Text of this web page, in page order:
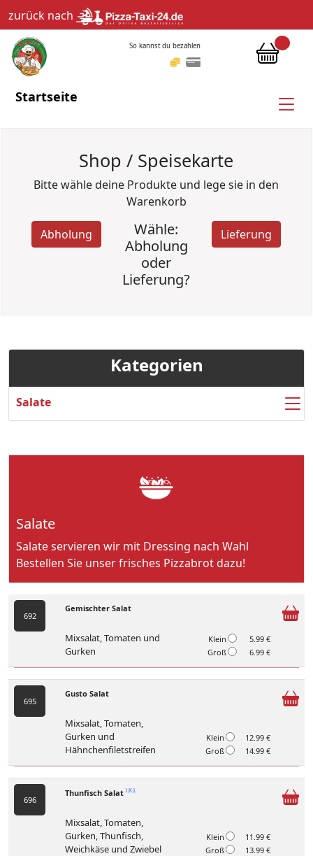
zurück nach
So kannst du bezahlen
Startseite
Shop / Speisekarte
Bitte wähle deine Produkte und lege sie in den
Warenkorb
Abholung
Wähle:
Abholung
oder
Lieferung?
Lieferung
Kategorien
Salate
Salate
Salate servieren wir mit Dressing nach Wahl
Bestellen Sie unser frisches Pizzabrot dazu!
692
Gemischter Salat
Mixsalat, Tomaten und
Gurken
Klein
5.99 €
Groß
6.99 €
695
Gusto Salat
Mixsalat, Tomaten,
Gurken und
Hähnchenfiletstreifen
Klein
12.99 €
Groß
14.99 €
696
Thunfisch Salat I,K,L
Mixsalat, Tomaten,
Gurken, Thunfisch,
Weichkäse und Zwiebel
Klein
11.99 €
Groß
13.99 €